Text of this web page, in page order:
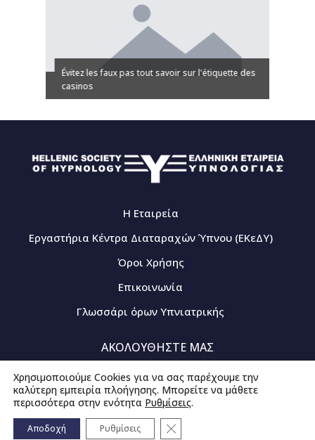
Évitez les faux pas tout savoir sur l'étiquette des
casinos
Η Εταιρεία
Εργαστήρια Κέντρα Διαταραχών Ύπνου (ΕΚεΔΥ)
Όροι Χρήσης
Επικοινωνία
Γλωσσάρι όρων Υπνιατρικής
ΑΚΟΛΟΥΘΗΣΤΕ ΜΑΣ
© 2020-2026 - All rights Reserved
Created byiWorx
Χρησιμοποιούμε Cookies για να σας παρέχουμε την
καλύτερη εμπειρία πλοήγησης. Μπορείτε να μάθετε
περισσότερα στην ενότητα Ρυθμίσεις.
Αποδοχή Ρυθμίσεις Κλείσιμο του Cookie banner